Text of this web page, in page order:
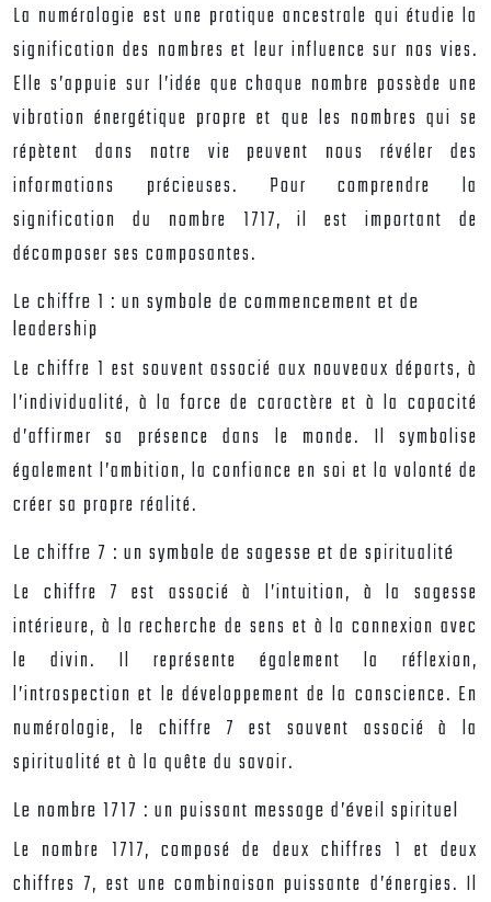
La numérologie est une pratique ancestrale qui étudie la
signification des nombres et leur influence sur nos vies.
Elle s’appuie sur l’idée que chaque nombre possède une
vibration énergétique propre et que les nombres qui se
répètent dans notre vie peuvent nous révéler des
informations précieuses. Pour comprendre la
signification du nombre 1717, il est important de
décomposer ses composantes.
Le chiffre 1 : un symbole de commencement et de
leadership
Le chiffre 1 est souvent associé aux nouveaux départs, à
l’individualité, à la force de caractère et à la capacité
d’affirmer sa présence dans le monde. Il symbolise
également l’ambition, la confiance en soi et la volonté de
créer sa propre réalité.
Le chiffre 7 : un symbole de sagesse et de spiritualité
Le chiffre 7 est associé à l’intuition, à la sagesse
intérieure, à la recherche de sens et à la connexion avec
le divin. Il représente également la réflexion,
l’introspection et le développement de la conscience. En
numérologie, le chiffre 7 est souvent associé à la
spiritualité et à la quête du savoir.
Le nombre 1717 : un puissant message d’éveil spirituel
Le nombre 1717, composé de deux chiffres 1 et deux
chiffres 7, est une combinaison puissante d’énergies. Il